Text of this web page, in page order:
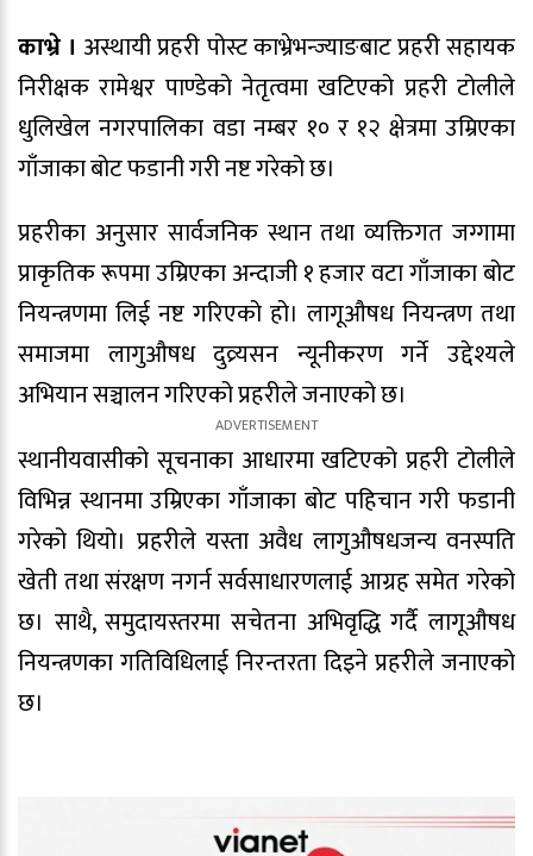
काभ्रे । अस्थायी प्रहरी पोस्ट काभ्रेभन्ज्याङबाट प्रहरी सहायक
निरीक्षक रामेश्वर पाण्डेको नेतृत्वमा खटिएको प्रहरी टोलीले
धुलिखेल नगरपालिका वडा नम्बर १० र १२ क्षेत्रमा उम्रिएका
गाँजाका बोट फडानी गरी नष्ट गरेको छ।
प्रहरीका अनुसार सार्वजनिक स्थान तथा व्यक्तिगत जग्गामा
प्राकृतिक रूपमा उम्रिएका अन्दाजी १ हजार वटा गाँजाका बोट
नियन्त्रणमा लिई नष्ट गरिएको हो। लागूऔषध नियन्त्रण तथा
समाजमा लागुऔषध दुव्र्यसन न्यूनीकरण गर्ने उद्देश्यले
अभियान सञ्चालन गरिएको प्रहरीले जनाएको छ।
स्थानीयवासीको सूचनाका आधारमा खटिएको प्रहरी टोलीले
विभिन्न स्थानमा उम्रिएका गाँजाका बोट पहिचान गरी फडानी
गरेको थियो। प्रहरीले यस्ता अवैध लागुऔषधजन्य वनस्पति
खेती तथा संरक्षण नगर्न सर्वसाधारणलाई आग्रह समेत गरेको
छ। साथै, समुदायस्तरमा सचेतना अभिवृद्धि गर्दै लागूऔषध
नियन्त्रणका गतिविधिलाई निरन्तरता दिइने प्रहरीले जनाएको
छ।